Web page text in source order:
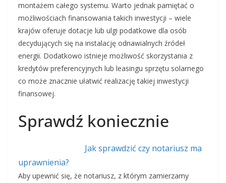
montażem całego systemu. Warto jednak pamiętać o
możliwościach finansowania takich inwestycji – wiele
krajów oferuje dotacje lub ulgi podatkowe dla osób
decydujących się na instalację odnawialnych źródeł
energii. Dodatkowo istnieje możliwość skorzystania z
kredytów preferencyjnych lub leasingu sprzętu solarnego
co może znacznie ułatwić realizację takiej inwestycji
finansowej.
Sprawdź koniecznie
Jak sprawdzić czy notariusz ma
uprawnienia?
Aby upewnić się, że notariusz, z którym zamierzamy